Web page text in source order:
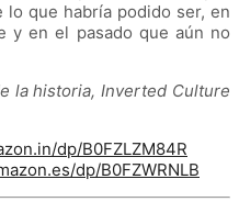
que habría podido ser, en
y en el pasado que aún no
la historia, Inverted Culture
dp/B0FZLZM84R
dp/B0FZWRNLB